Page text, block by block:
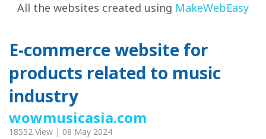
All the websites created using MakeWebEasy
E-commerce website for
products related to music
industry
wowmusicasia.com
18552 View | 08 May 2024